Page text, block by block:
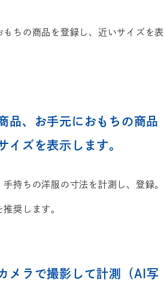
ちの商品を登録し、近いサイズを表
品、お手元におもちの商品
イズを表示します。
持ちの洋服の寸法を計測し、登録。
奨します。
メラで撮影して計測（AI写